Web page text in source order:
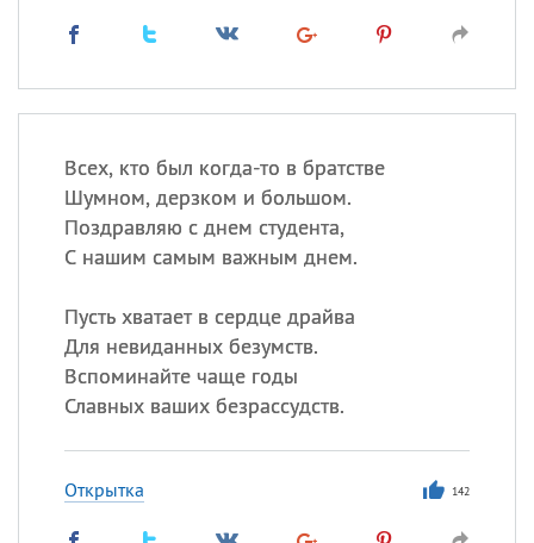
Всех, кто был когда-то в братстве
Шумном, дерзком и большом.
Поздравляю с днем студента,
С нашим самым важным днем.
Пусть хватает в сердце драйва
Для невиданных безумств.
Вспоминайте чаще годы
Славных ваших безрассудств.
Открытка 142